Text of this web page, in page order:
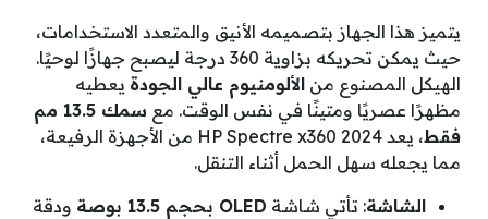
يتميز هذا الجهاز بتصميمه الأنيق والمتعدد الاستخدامات،
حيث يمكن تحريكه بزاوية 360 درجة ليصبح جهازًا لوحيًا.
الهيكل المصنوع من الألومنيوم عالي الجودة يعطيه
مظهرًا عصريًا ومتينًا في نفس الوقت. مع
سمك 13.5 مم
فقط
، يعد HP Spectre x360 2024 من الأجهزة الرفيعة،
مما يجعله سهل الحمل أثناء التنقل.
الشاشة: تأتي شاشة OLED بحجم 13.5 بوصة
ودقة